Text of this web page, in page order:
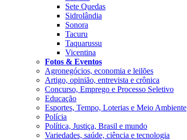
Sete Quedas
Sidrolândia
Sonora
Tacuru
Taquarussu
Vicentina
Fotos & Eventos
Agronegócios, economia e leilões
Artigo, opinião, entrevista e crônica
Concurso, Emprego e Processo Seletivo
Educação
Esportes, Tempo, Loterias e Meio Ambiente
Polícia
Política, Justiça, Brasil e mundo
Variedades, saúde, ciência e tecnologia